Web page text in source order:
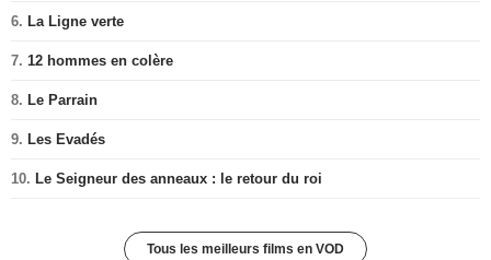
6. La Ligne verte
7. 12 hommes en colère
8. Le Parrain
9. Les Evadés
10. Le Seigneur des anneaux : le retour du roi
Tous les meilleurs films en VOD